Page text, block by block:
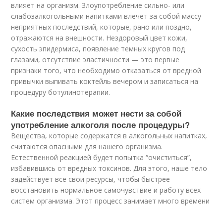
влияет на организм. Злоупотребление сильно- или
слабозалкогольными напитками влечет за собой массу
неприятных последствий, которые, рано или поздно,
отражаются на внешности. Нездоровый цвет кожи,
сухость эпидермиса, появление темных кругов под
глазами, отсутствие эластичности — это первые
признаки того, что необходимо отказаться от вредной
привычки выпивать коктейль вечером и записаться на
процедуру ботулинотерапии.
Какие последствия может нести за собой
употребление алкоголя после процедуры?
Вещества, которые содержатся в алкогольных напитках,
считаются опасными для нашего организма.
Естественной реакцией будет попытка “очиститься”,
избавившись от вредных токсинов. Для этого, наше тело
задействует все свои ресурсы, чтобы быстрее
восстановить нормальное самочувствие и работу всех
систем организма. Этот процесс занимает много времени